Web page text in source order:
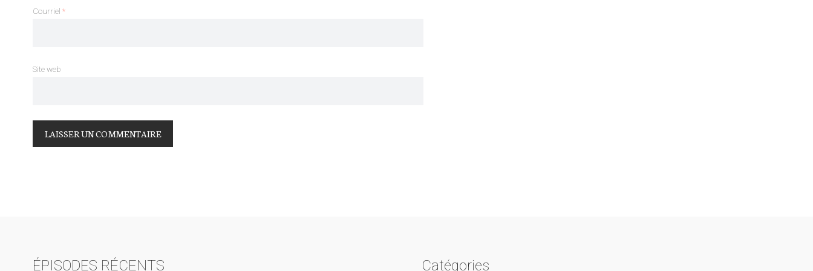
Courriel *
Site web
ÉPISODES RÉCENTS Catégories